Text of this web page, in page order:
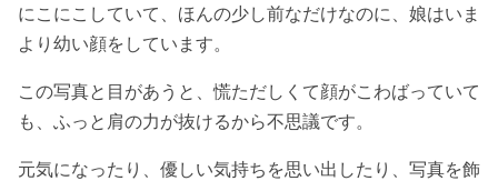
にこにこしていて、ほんの少し前なだけなのに、娘はいま
より幼い顔をしています。
この写真と目があうと、慌ただしくて顔がこわばっていて
も、ふっと肩の力が抜けるから不思議です。
元気になったり、優しい気持ちを思い出したり、写真を飾